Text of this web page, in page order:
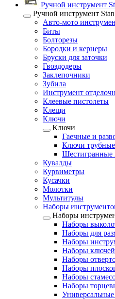
Ручной инструмент
Ручной инструмент
Авто-мото
Биты
Болторезы
Бородки и кернеры
Бруски для заточки
Гвоздодеры
Заклепочники
Зубила
Инструмент
Клеевые пистолеты
Клещи
Ключи
Ключи
Гаечные и
Ключи трубные
Шестигранные
Кувалды
Курвиметры
Кусачки
Молотки
Мультитулы
Наборы
Наборы
Наборы
Наборы для
Наборы
Наборы ключей
Наборы
Наборы
Наборы
Наборы